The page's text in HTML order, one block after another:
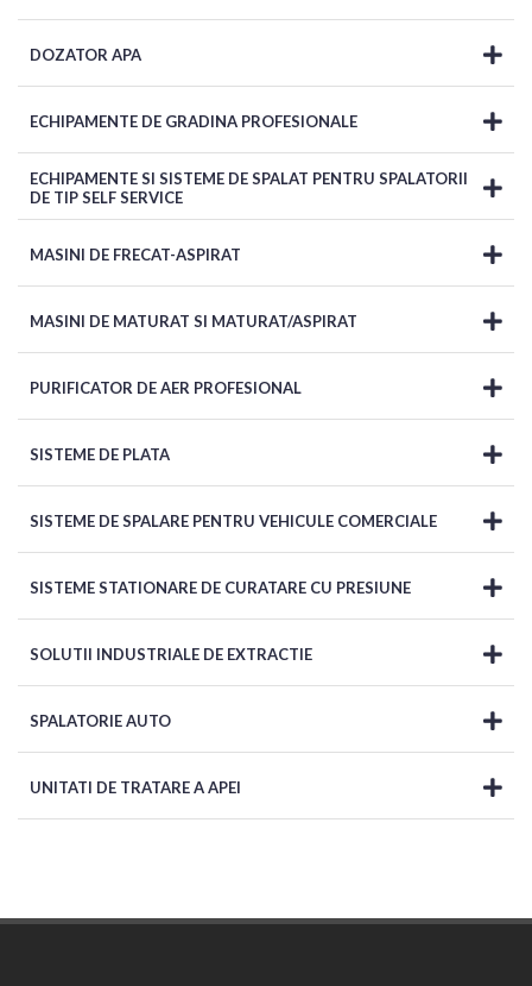
DOZATOR APA
ECHIPAMENTE DE GRADINA PROFESIONALE
ECHIPAMENTE SI SISTEME DE SPALAT PENTRU SPALATORII
DE TIP SELF SERVICE
MASINI DE FRECAT-ASPIRAT
MASINI DE MATURAT SI MATURAT/ASPIRAT
PURIFICATOR DE AER PROFESIONAL
SISTEME DE PLATA
SISTEME DE SPALARE PENTRU VEHICULE COMERCIALE
SISTEME STATIONARE DE CURATARE CU PRESIUNE
SOLUTII INDUSTRIALE DE EXTRACTIE
SPALATORIE AUTO
UNITATI DE TRATARE A APEI